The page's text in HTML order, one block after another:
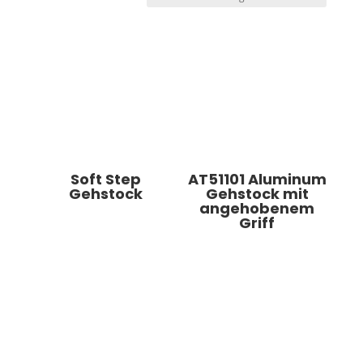
Soft Step
Gehstock
AT51101 Aluminum
Gehstock mit
angehobenem
Griff